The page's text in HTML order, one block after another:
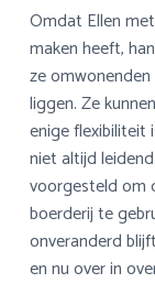
Omdat Ellen
maken heeft,
ze
liggen. Ze
enige flexibiliteit
niet altijd
voorgesteld om
boerderij te
onveranderd
en nu over in